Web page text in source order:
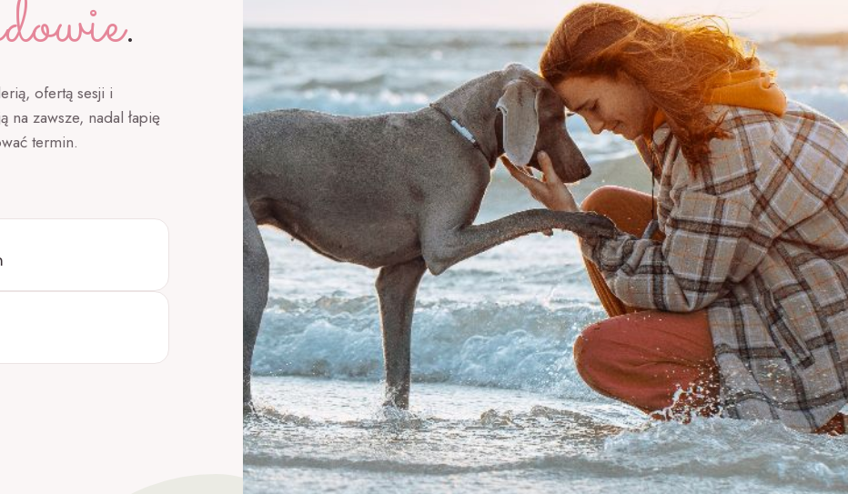
.
ofertą sesji i
zawsze, nadal łapię
termin.